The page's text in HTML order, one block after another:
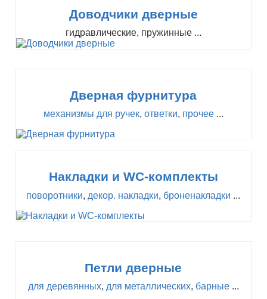
Доводчики дверные
гидравлические, пружинные ...
Дверная фурнитура
механизмы для ручек, ответки, прочее...
Накладки и WC-комплекты
поворотники, декор. накладки, броненакладки ...
Петли дверные
для деревянных, для металлических, барные...